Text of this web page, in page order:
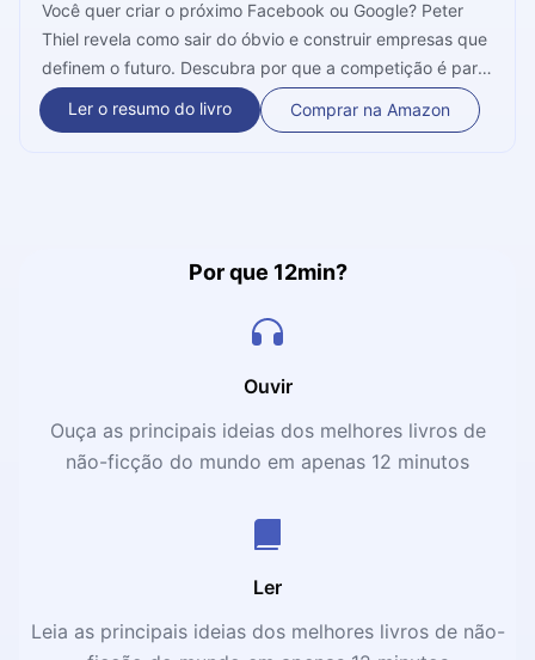
Você quer criar o próximo Facebook ou Google? Peter
Thiel revela como sair do óbvio e construir empresas que
definem o futuro. Descubra por que a competição é para
perdedores e aprenda a dominar o mercado criando algo
verdadeiramente único. Prepare-se para mudar sua visão
Ler o resumo do livro Comprar na Amazon
Por que 12min?
Ouvir
Ouça as principais ideias dos melhores livros de
não-ficção do mundo em apenas 12 minutos
Ler
Leia as principais ideias dos melhores livros de não-